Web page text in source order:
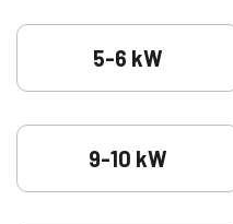
5-6 kW
9-10 kW